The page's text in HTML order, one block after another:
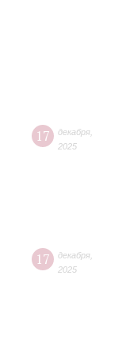
17 декабря
2025
17 декабря
2025